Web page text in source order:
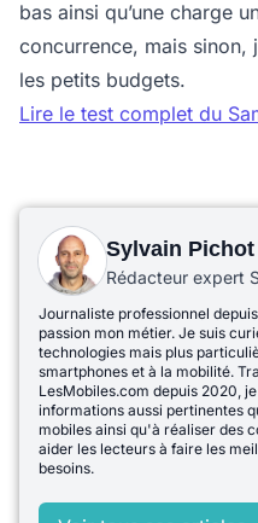
bas ainsi qu’une charge
concurrence, mais sinon,
les petits budgets.
Lire le test complet du
Sylvain Pichot
Rédacteur expert
Journaliste professionnel
passion mon métier. Je suis
technologies mais plus
smartphones et à la mobilité.
LesMobiles.com depuis 2020,
informations aussi pertinentes
mobiles ainsi qu'à réaliser des
aider les lecteurs à faire les
besoins.